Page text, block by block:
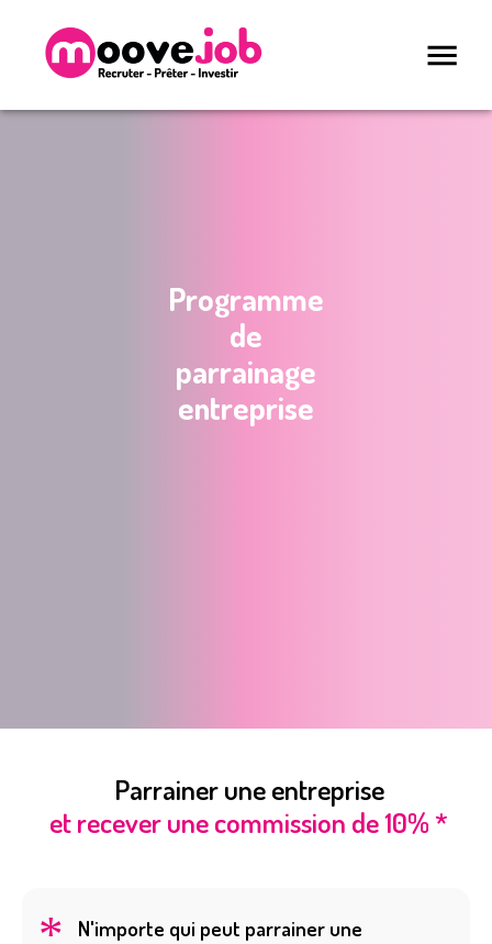
Programme
de
parrainage
entreprise
Parrainer une entreprise
et recever une commission de 10% *
N'importe qui peut parrainer une